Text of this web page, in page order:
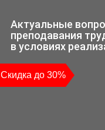
Актуальные
преподавания
в условиях
Скидка до 30%